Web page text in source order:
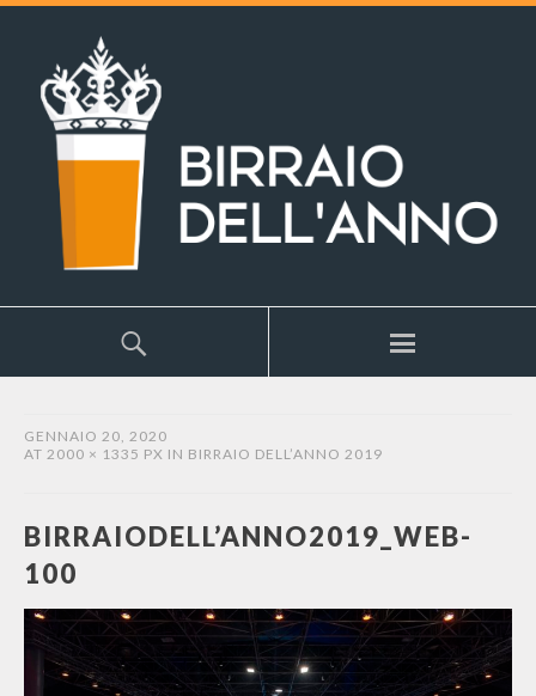
GENNAIO 20, 2020
AT 2000 × 1335 PX IN BIRRAIO DELL’ANNO 2019
BIRRAIODELL’ANNO2019_WEB-
100